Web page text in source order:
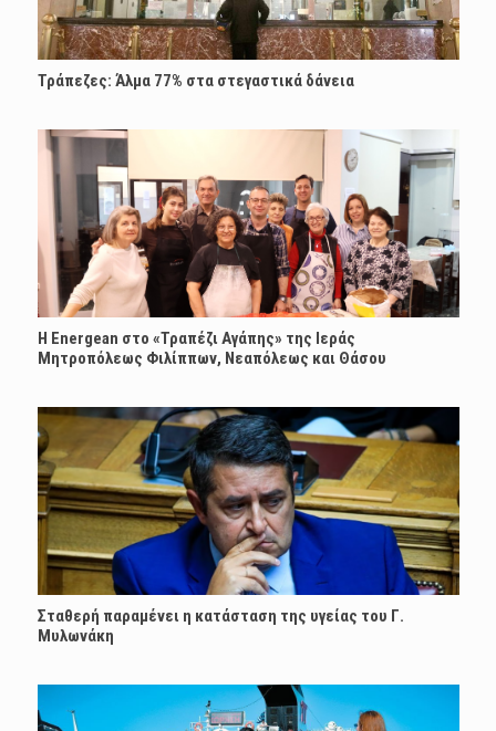
Τράπεζες: Άλμα 77% στα στεγαστικά δάνεια
H Energean στο «Τραπέζι Αγάπης» της Ιεράς
Μητροπόλεως Φιλίππων, Νεαπόλεως και Θάσου
Σταθερή παραμένει η κατάσταση της υγείας του Γ.
Μυλωνάκη